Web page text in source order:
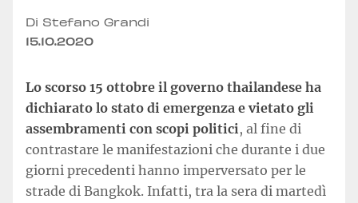
Di Stefano Grandi
15.10.2020
Lo scorso 15 ottobre il governo thailandese ha
dichiarato lo stato di emergenza e vietato gli
assembramenti con scopi politici, al fine di
contrastare le manifestazioni che durante i due
giorni precedenti hanno imperversato per le
strade di Bangkok. Infatti, tra la sera di martedì